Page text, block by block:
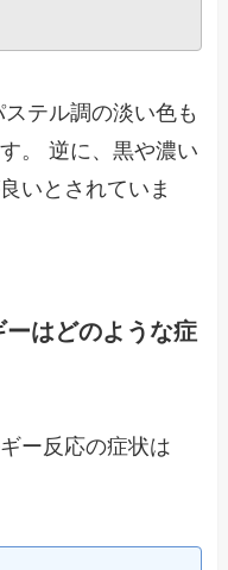
テル調の淡い色も
。 逆に、黒や濃い
いとされていま
はどのような症
ー反応の症状は